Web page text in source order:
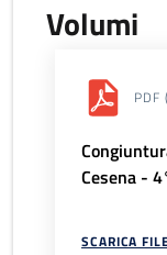
Volumi
PDF
Cesena -
SCARICA